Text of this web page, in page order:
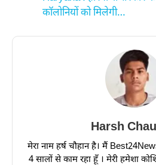
कॉलोनियों को मिलेगी…
Harsh
मेरा नाम हर्ष चौहान है। मैं
4 सालों से काम रहा हूँ । मेरी हमेशा